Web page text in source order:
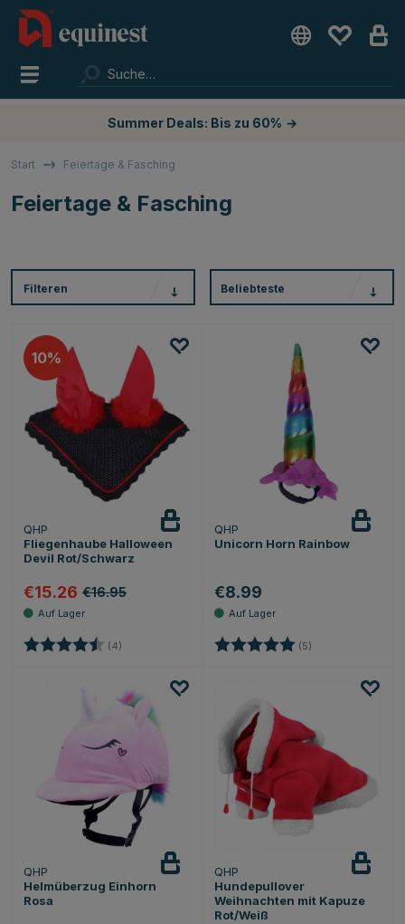
Summer Deals: Bis zu 60% →
Start Feiertage & Fasching
Feiertage & Fasching
Filteren Beliebteste
10
QHP
Fliegenhaube Halloween
Devil Rot/Schwarz
€15.26 €16.95
Bewertung: (4)
QHP
Unicorn Horn Rainbow
€8.99
Bewertung: (5)
QHP
Helmüberzug Einhorn
Rosa
QHP
Hundepullover
Weihnachten mit Kapuze
Rot/Weiß